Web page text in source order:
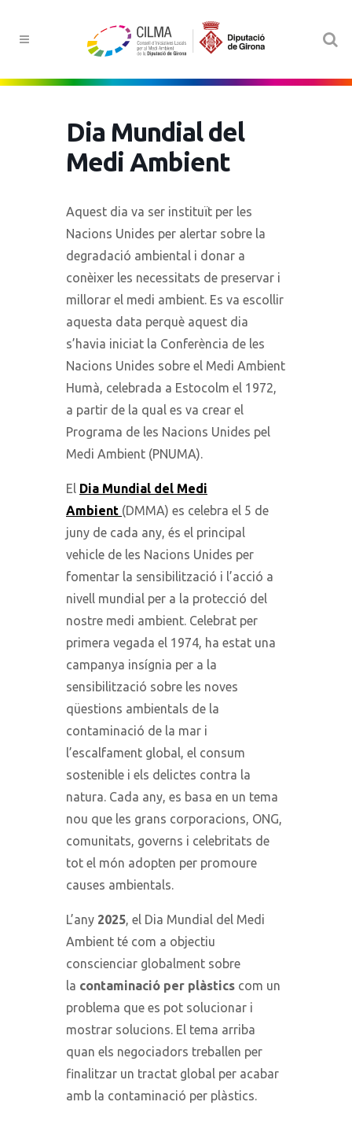
Dia Mundial del
Medi Ambient
Aquest dia va ser instituït per les
Nacions Unides per alertar sobre la
degradació ambiental i donar a
conèixer les necessitats de preservar i
millorar el medi ambient. Es va escollir
aquesta data perquè aquest dia
s’havia iniciat la Conferència de les
Nacions Unides sobre el Medi Ambient
Humà, celebrada a Estocolm el 1972,
a partir de la qual es va crear el
Programa de les Nacions Unides pel
Medi Ambient (PNUMA).
El Dia Mundial del Medi
Ambient (DMMA) es celebra el 5 de
juny de cada any, és el principal
vehicle de les Nacions Unides per
fomentar la sensibilització i l’acció a
nivell mundial per a la protecció del
nostre medi ambient. Celebrat per
primera vegada el 1974, ha estat una
campanya insígnia per a la
sensibilització sobre les noves
qüestions ambientals de la
contaminació de la mar i
l’escalfament global, el consum
sostenible i els delictes contra la
natura. Cada any, es basa en un tema
nou que les grans corporacions, ONG,
comunitats, governs i celebritats de
tot el món adopten per promoure
causes ambientals.
L’any 2025, el Dia Mundial del Medi
Ambient té com a objectiu
conscienciar globalment sobre
la contaminació per plàstics com un
problema que es pot solucionar i
mostrar solucions. El tema arriba
quan els negociadors treballen per
finalitzar un tractat global per acabar
amb la contaminació per plàstics.